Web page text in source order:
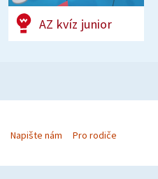
AZ kvíz junior
Napište nám Pro rodiče